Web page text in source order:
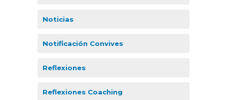
Noticias
Notificación Convives
Reflexiones
Reflexiones Coaching